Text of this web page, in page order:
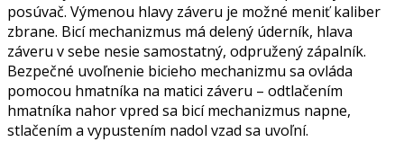
posúvač. Výmenou hlavy záveru je možné meniť kaliber
zbrane. Bicí mechanizmus má delený úderník, hlava
záveru v sebe nesie samostatný, odpružený zápalník.
Bezpečné uvoľnenie bicieho mechanizmu sa ovláda
pomocou hmatníka na matici záveru – odtlačením
hmatníka nahor vpred sa bicí mechanizmus napne,
stlačením a vypustením nadol vzad sa uvoľní.